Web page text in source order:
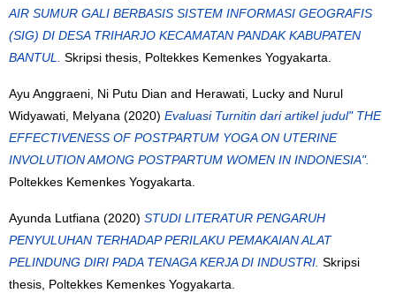
AIR SUMUR GALI BERBASIS SISTEM INFORMASI GEOGRAFIS
(SIG) DI DESA TRIHARJO KECAMATAN PANDAK KABUPATEN
BANTUL. Skripsi thesis, Poltekkes Kemenkes Yogyakarta.
Ayu Anggraeni, Ni Putu Dian and Herawati, Lucky and Nurul
Widyawati, Melyana (2020) Evaluasi Turnitin dari artikel judul" THE
EFFECTIVENESS OF POSTPARTUM YOGA ON UTERINE
INVOLUTION AMONG POSTPARTUM WOMEN IN INDONESIA".
Poltekkes Kemenkes Yogyakarta.
Ayunda Lutfiana (2020) STUDI LITERATUR PENGARUH
PENYULUHAN TERHADAP PERILAKU PEMAKAIAN ALAT
PELINDUNG DIRI PADA TENAGA KERJA DI INDUSTRI. Skripsi
thesis, Poltekkes Kemenkes Yogyakarta.